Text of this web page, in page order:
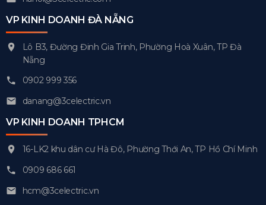
VP KINH DOANH ĐÀ NẴNG
Lô B3, Đường Đinh Gia Trinh, Phường Hoà Xuân, TP Đà
Nẵng
0902 999 356
danang@3celectric.vn
VP KINH DOANH TPHCM
16-LK2 khu dân cư Hà Đô, Phường Thới An, TP Hồ Chí Minh
0909 686 661
hcm@3celectric.vn